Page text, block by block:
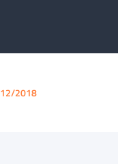
2018